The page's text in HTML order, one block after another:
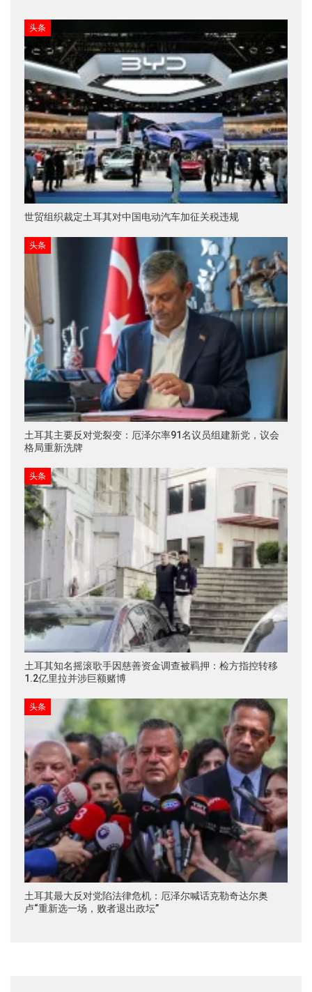
头条
世贸组织裁定土耳其对中国电动汽车加征关税违规
头条
土耳其主要反对党裂变：厄泽尔率91名议员组建新党，议会
格局重新洗牌
头条
土耳其知名摇滚歌手因慈善资金调查被羁押：检方指控转移
1.2亿里拉并涉巨额赌博
头条
土耳其最大反对党陷法律危机：厄泽尔喊话克勒奇达尔奥
卢“重新选一场，败者退出政坛”